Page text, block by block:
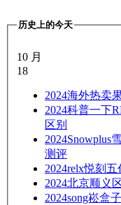
历史上的今天
10 月
18
2024海外热卖
2024科普一下
区别
2024Snowplus
测评
2024relx悦刻五
2024北京顺义
2024song崧盒